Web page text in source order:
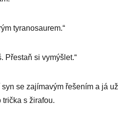
tyranosaurem.“
Přestaň si vymýšlet.“
syn se zajímavým řešením a já už
trička s žirafou.